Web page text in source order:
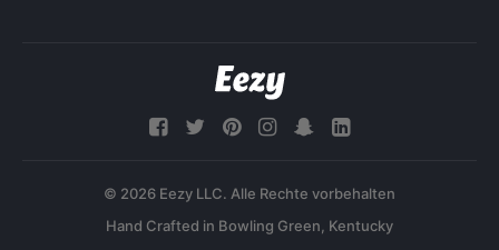
© 2026 Eezy LLC. Alle Rechte vorbehalten